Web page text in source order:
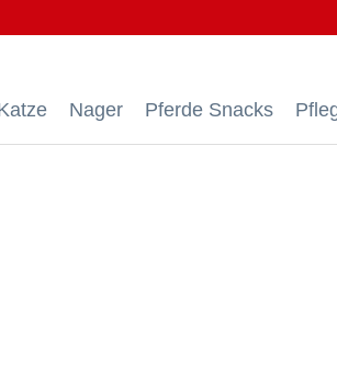
Nager Pferde Snacks